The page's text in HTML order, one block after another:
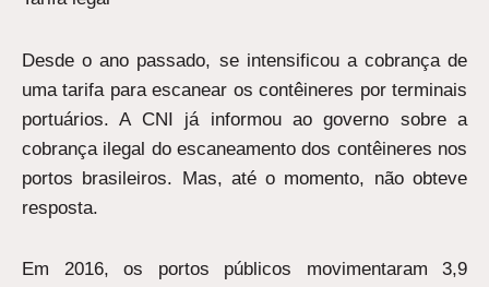
Desde o ano passado, se intensificou a cobrança de
uma tarifa para escanear os contêineres por terminais
portuários. A CNI já informou ao governo sobre a
cobrança ilegal do escaneamento dos contêineres nos
portos brasileiros. Mas, até o momento, não obteve
resposta.
Em 2016, os portos públicos movimentaram 3,9